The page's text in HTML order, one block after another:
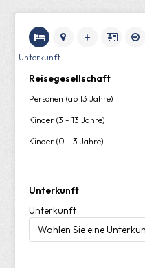
Unterkunft
Reisegesellschaft
Personen (ab 13 Jahre)
Kinder (3 - 13 Jahre)
Kinder (0 - 3 Jahre)
Unterkunft
Unterkunft